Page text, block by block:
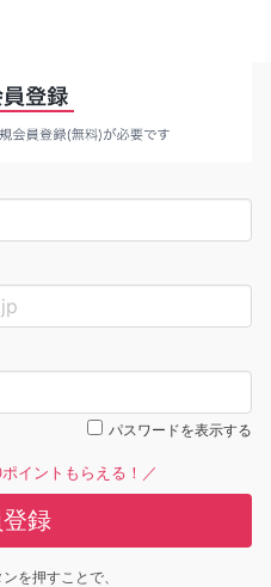
パスワードを表示する
イントもらえる！／
録
を押すことで、